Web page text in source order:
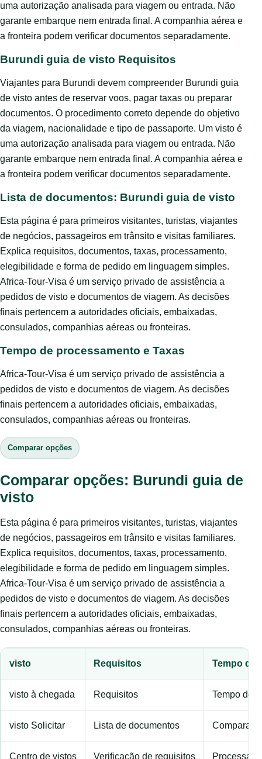
uma autorização analisada para viagem ou entrada. Não
garante embarque nem entrada final. A companhia aérea e
a fronteira podem verificar documentos separadamente.
Burundi guia de visto Requisitos
Viajantes para Burundi devem compreender Burundi guia
de visto antes de reservar voos, pagar taxas ou preparar
documentos. O procedimento correto depende do objetivo
da viagem, nacionalidade e tipo de passaporte. Um visto é
uma autorização analisada para viagem ou entrada. Não
garante embarque nem entrada final. A companhia aérea e
a fronteira podem verificar documentos separadamente.
Lista de documentos: Burundi guia de visto
Esta página é para primeiros visitantes, turistas, viajantes
de negócios, passageiros em trânsito e visitas familiares.
Explica requisitos, documentos, taxas, processamento,
elegibilidade e forma de pedido em linguagem simples.
Africa-Tour-Visa é um serviço privado de assistência a
pedidos de visto e documentos de viagem. As decisões
finais pertencem a autoridades oficiais, embaixadas,
consulados, companhias aéreas ou fronteiras.
Tempo de processamento e Taxas
Africa-Tour-Visa é um serviço privado de assistência a
pedidos de visto e documentos de viagem. As decisões
finais pertencem a autoridades oficiais, embaixadas,
consulados, companhias aéreas ou fronteiras.
Comparar opções
Comparar opções: Burundi guia de
visto
Esta página é para primeiros visitantes, turistas, viajantes
de negócios, passageiros em trânsito e visitas familiares.
Explica requisitos, documentos, taxas, processamento,
elegibilidade e forma de pedido em linguagem simples.
Africa-Tour-Visa é um serviço privado de assistência a
pedidos de visto e documentos de viagem. As decisões
finais pertencem a autoridades oficiais, embaixadas,
consulados, companhias aéreas ou fronteiras.
visto Requisitos Tempo de
visto à chegada Requisitos Tempo de
visto Solicitar Lista de documentos Comparar
Centro de vistos Verificação de requisitos